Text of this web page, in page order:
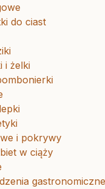
do ciast
i żelki
i pokrywy
w ciąży
gastronomiczne